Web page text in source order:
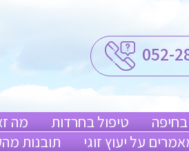
052-
בחיפה טיפול בחרדות מה
על יעוץ זוגי תובנות